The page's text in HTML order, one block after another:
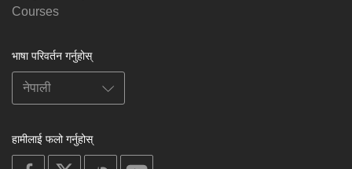
Courses
भाषा परिवर्तन गर्नुहोस्
हामीलाई फलो गर्नुहोस्
on